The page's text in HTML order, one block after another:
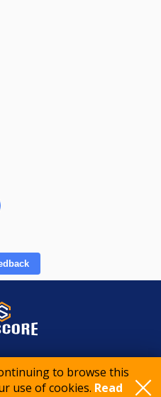
to browse this
use of cookies. Read
International